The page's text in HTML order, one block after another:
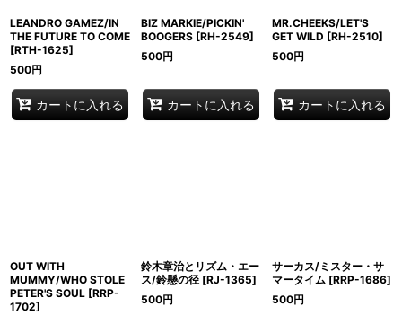
LEANDRO GAMEZ/IN
THE FUTURE TO COME
[RTH-1625]
500円
カートに入れる
BIZ MARKIE/PICKIN'
BOOGERS [RH-2549]
500円
カートに入れる
MR.CHEEKS/LET'S
GET WILD [RH-2510]
500円
カートに入れる
OUT WITH
MUMMY/WHO STOLE
PETER'S SOUL [RRP-
1702]
鈴木章治とリズム・エー
ス/鈴懸の径 [RJ-1365]
500円
サーカス/ミスター・サ
マータイム [RRP-1686]
500円